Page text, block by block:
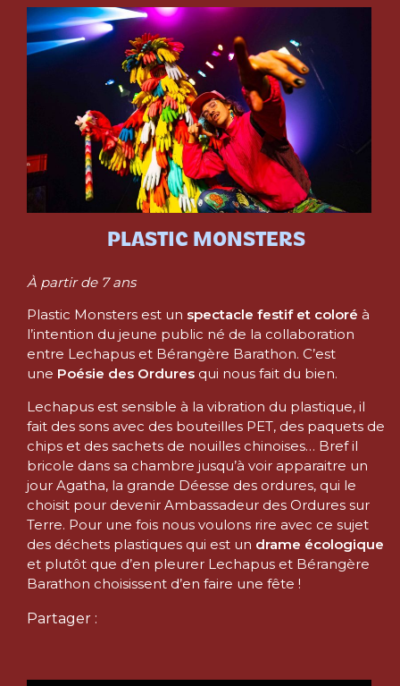
PLASTIC MONSTERS
À partir de 7 ans
Plastic Monsters est un spectacle festif et coloré à
l’intention du jeune public né de la collaboration
entre Lechapus et Bérangère Barathon. C’est
une Poésie des Ordures qui nous fait du bien.
Lechapus est sensible à la vibration du plastique, il
fait des sons avec des bouteilles PET, des paquets de
chips et des sachets de nouilles chinoises… Bref il
bricole dans sa chambre jusqu’à voir apparaitre un
jour Agatha, la grande Déesse des ordures, qui le
choisit pour devenir Ambassadeur des Ordures sur
Terre. Pour une fois nous voulons rire avec ce sujet
des déchets plastiques qui est un drame écologique
et plutôt que d’en pleurer Lechapus et Bérangère
Barathon choisissent d’en faire une fête !
Partager :